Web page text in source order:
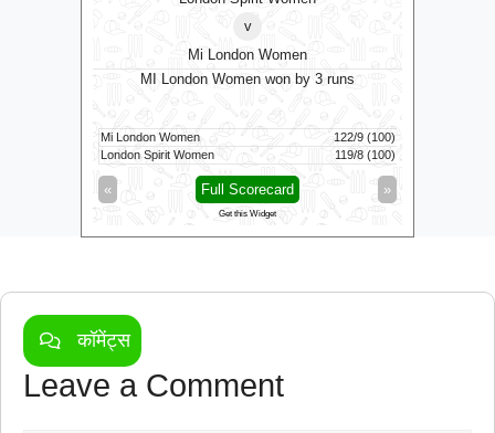
v
Mi London Women
MI London Women won by 3 runs
Mi London Women
122/9 (100)
London Spirit Women
119/8 (100)
« »
Full Scorecard
Get this Widget
कॉमेंट्स
Leave a Comment